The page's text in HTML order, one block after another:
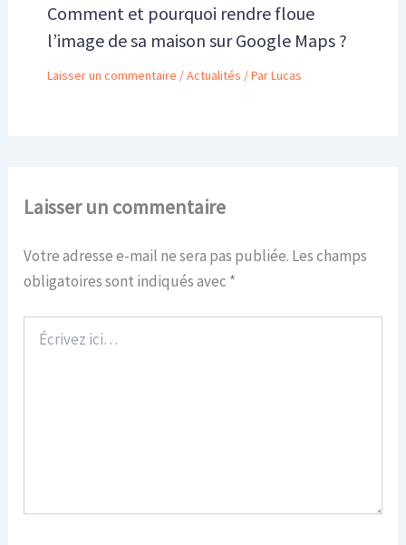
Comment et pourquoi rendre floue
l’image de sa maison sur Google Maps ?
Laisser un commentaire /Actualités / ParLucas
Laisser un commentaire
Votre adresse e-mail ne sera pas publiée. Les champs
obligatoires sont indiqués avec *
ici…